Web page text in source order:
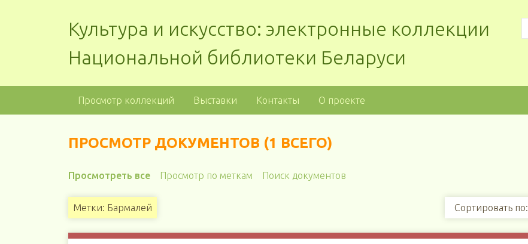
Культура и искусство: электронные коллекции
Национальной библиотеки Беларуси
Просмотр коллекций Выставки Контакты О проекте
ПРОСМОТР ДОКУМЕНТОВ (1 ВСЕГО)
Просмотреть все Просмотр по меткам Поиск документов
Метки: Бармалей Сортировать по: